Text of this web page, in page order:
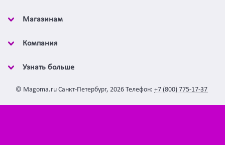
Магазинам
Компания
Узнать больше
© Magoma.ru Санкт-Петербург, 2026 Телефон: +7 (800) 775-17-37